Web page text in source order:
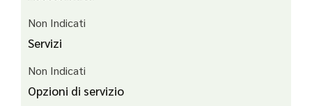
Non Indicati
Servizi
Non Indicati
Opzioni di servizio